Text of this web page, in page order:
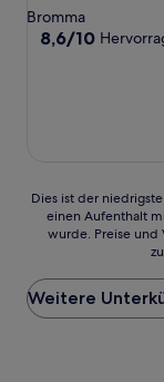
Sterne-
Unterkunft
Bromma
8.6
8,6/10
Dies
der
Preis
pro
Nacht,
Dies ist der
einen Aufenthalt
wurde. Preise und
Weitere